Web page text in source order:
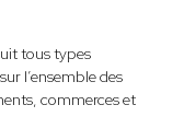
tous types
l’ensemble des
commerces et